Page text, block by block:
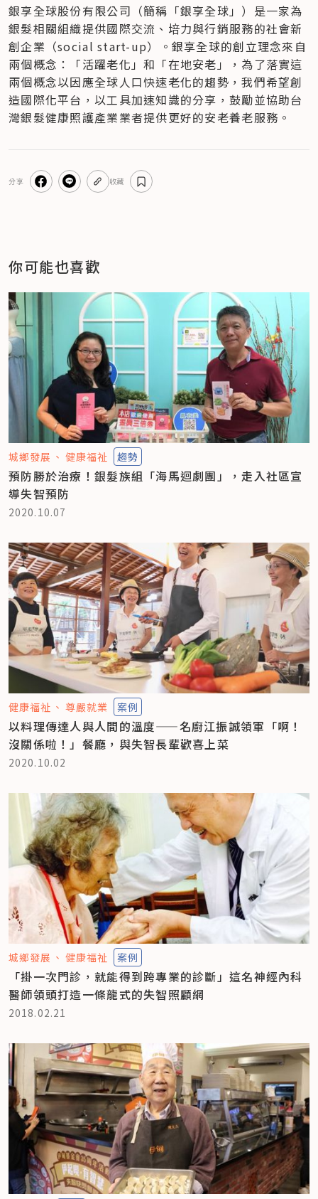
銀享全球股份有限公司（簡稱「銀享全球」）是一家為
銀髮相關組織提供國際交流、培力與行銷服務的社會新
創企業（social start-up）。銀享全球的創立理念來自
兩個概念：「活躍老化」和「在地安老」，為了落實這
兩個概念以因應全球人口快速老化的趨勢，我們希望創
造國際化平台，以工具加速知識的分享，鼓勵並協助台
灣銀髮健康照護產業業者提供更好的安老養老服務。
分享 收藏
你可能也喜歡
城鄉發展 健康福祉 趨勢
預防勝於治療！銀髮族組「海馬迴劇團」，走入社區宣
導失智預防
2020.10.07
健康福祉 尊嚴就業 案例
以料理傳達人與人間的溫度——名廚江振誠領軍「啊！
沒關係啦！」餐廳，與失智長輩歡喜上菜
2020.10.02
城鄉發展 健康福祉 案例
「掛一次門診，就能得到跨專業的診斷」這名神經內科
醫師領頭打造一條龍式的失智照顧網
2018.02.21